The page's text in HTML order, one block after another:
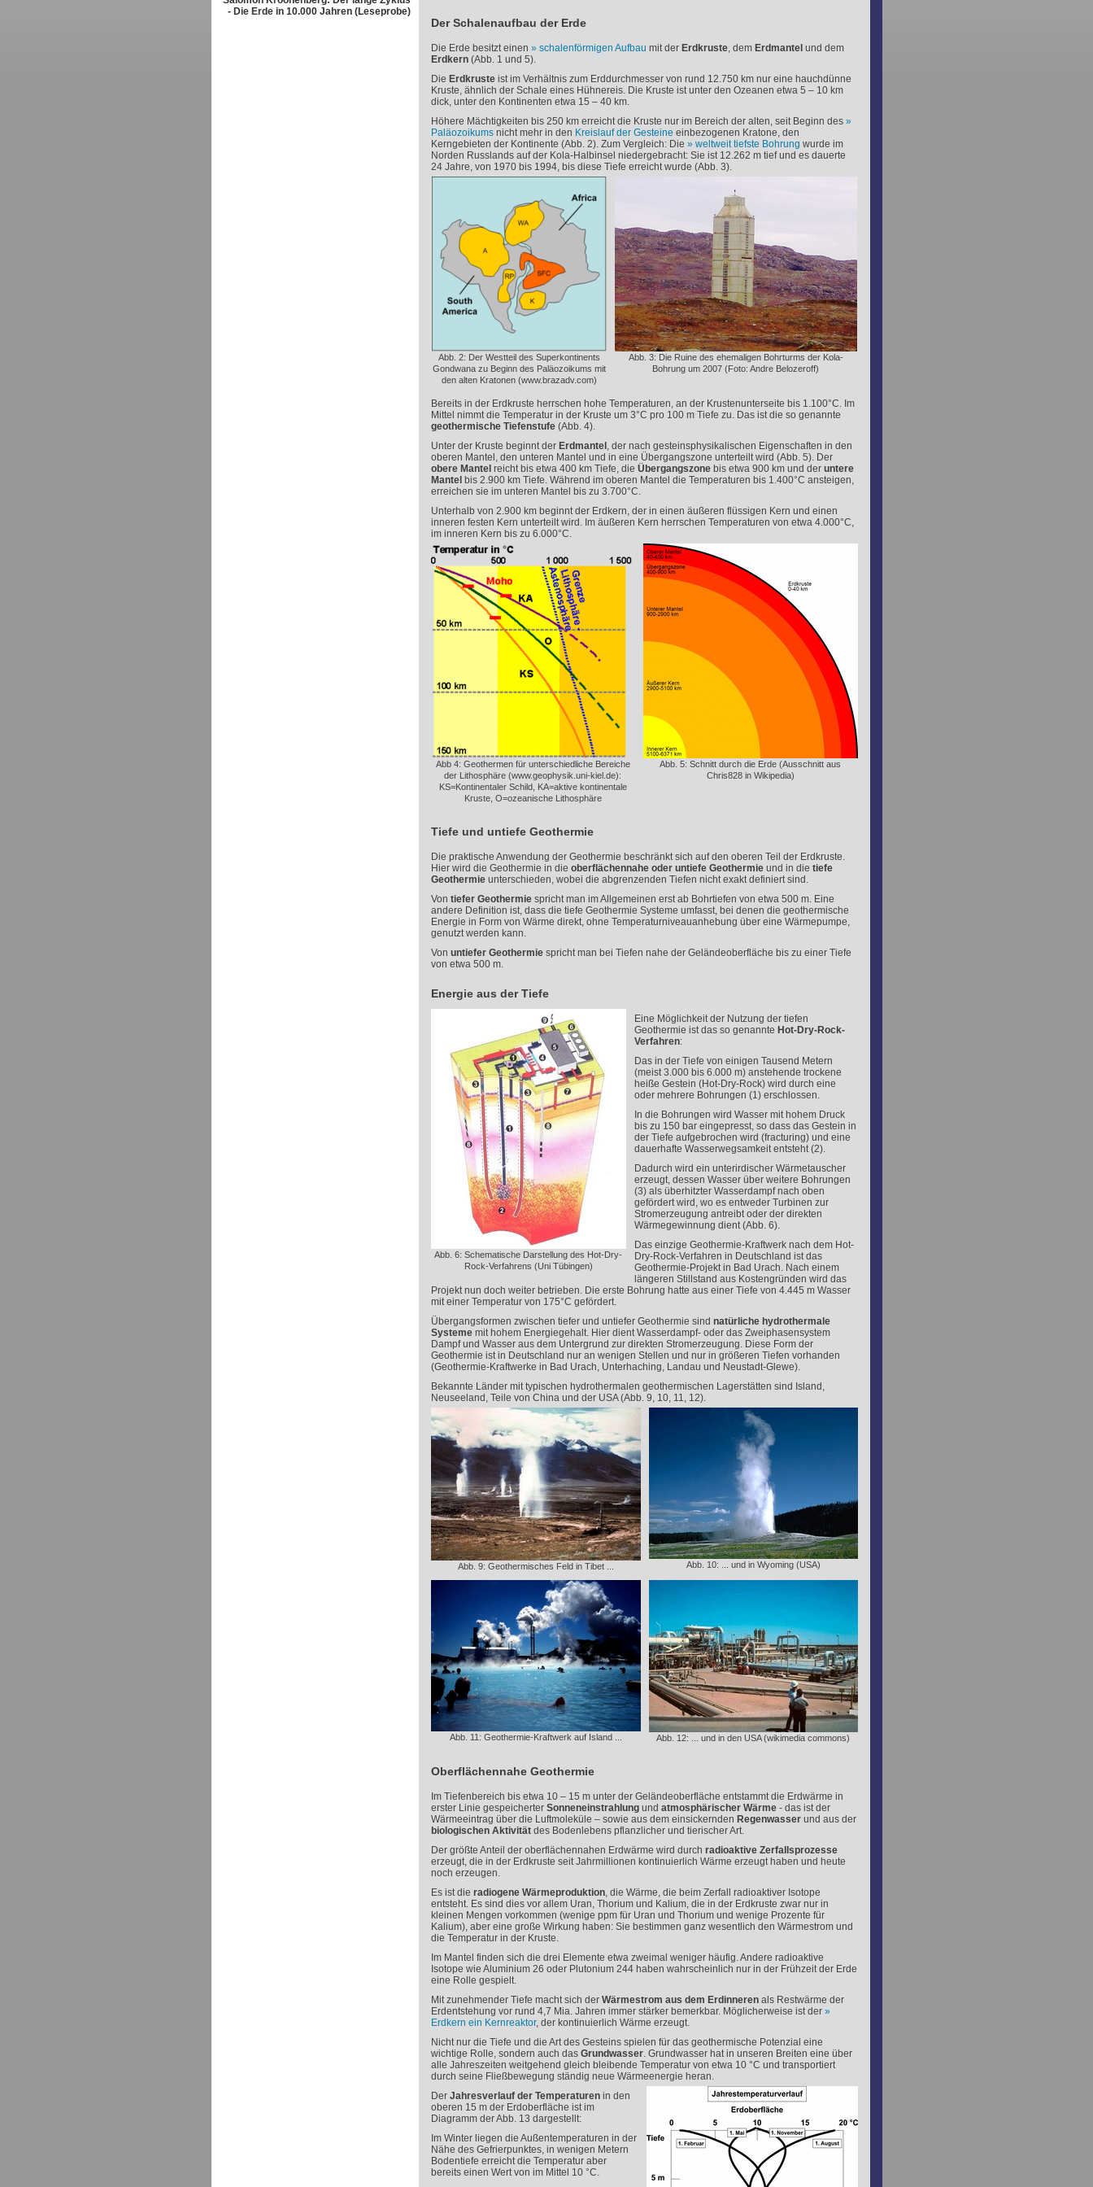
- Die Erde in 10.000 Jahren (Leseprobe)
Der Schalenaufbau der Erde
Die Erde besitzt einen schalenförmigen Aufbau mit derErdkruste, dem Erdmantel und dem
Erdkern (Abb. 1 und 5).
Die Erdkrusteist im Verhältnis zum Erddurchmesser von rund 12.750 km nur eine hauchdünne
Kruste, ähnlich der Schale eines Hühnereis. Die Kruste ist unter den Ozeanen etwa 5 – 10 km
dick, unter den Kontinenten etwa 15 – 40 km.
Höhere Mächtigkeiten bis 250 km erreicht die Kruste nur im Bereich der alten, seit Beginn des
Paläozoikumsnicht mehr in den Kreislauf der Gesteine einbezogenen Kratone, den
Kerngebieten der Kontinente (Abb. 2). Zum Vergleich: Die
weltweit tiefste Bohrung wurde im
Norden Russlands auf der Kola-Halbinsel niedergebracht: Sie ist 12.262 m tief und es dauerte
24 Jahre, von 1970 bis 1994, bis diese Tiefe erreicht wurde (Abb. 3).
Abb. 2: Der Westteil des Superkontinents
Gondwana zu Beginn des Paläozoikums mit
den alten Kratonen (www.brazadv.com)
Abb. 3: Die Ruine des ehemaligen Bohrturms der Kola-
Bohrung um 2007 (Foto: Andre Belozeroff)
Bereits in der Erdkruste herrschen hohe Temperaturen, an der Krustenunterseite bis 1.100°C. Im
Mittel nimmt die Temperatur in der Kruste um 3°C pro 100 m Tiefe zu. Das ist die so genannte
geothermische Tiefenstufe (Abb. 4).
Unter der Kruste beginnt der Erdmantel , der nach gesteinsphysikalischen Eigenschaften in den
oberen Mantel, den unteren Mantel und in eine Übergangszone unterteilt wird (Abb. 5). Der
obere Mantel reicht bis etwa 400 km Tiefe, die Übergangszonebis etwa 900 km und der untere
Mantel bis 2.900 km Tiefe. Während im oberen Mantel die Temperaturen bis 1.400°C ansteigen,
erreichen sie im unteren Mantel bis zu 3.700°C.
Unterhalb von 2.900 km beginnt der Erdkern, der in einen äußeren flüssigen Kern und einen
inneren festen Kern unterteilt wird. Im äußeren Kern herrschen Temperaturen von etwa 4.000°C,
im inneren Kern bis zu 6.000°C.
Abb 4: Geothermen für unterschiedliche Bereiche
der Lithosphäre (www.geophysik.uni-kiel.de):
KS=Kontinentaler Schild, KA=aktive kontinentale
Kruste, O=ozeanische Lithosphäre
Abb. 5: Schnitt durch die Erde (Ausschnitt aus
Chris828 in Wikipedia)
Tiefe und untiefe Geothermie
Die praktische Anwendung der Geothermie beschränkt sich auf den oberen Teil der Erdkruste.
Hier wird die Geothermie in die oberflächennahe oder untiefe Geothermieund in die tiefe
Geothermieunterschieden, wobei die abgrenzenden Tiefen nicht exakt definiert sind.
Von tiefer Geothermiespricht man im Allgemeinen erst ab Bohrtiefen von etwa 500 m. Eine
andere Definition ist, dass die tiefe Geothermie Systeme umfasst, bei denen die geothermische
Energie in Form von Wärme direkt, ohne Temperaturniveauanhebung über eine Wärmepumpe,
genutzt werden kann.
Von untiefer Geothermiespricht man bei Tiefen nahe der Geländeoberfläche bis zu einer Tiefe
von etwa 500 m.
Energie aus der Tiefe
Abb. 6: Schematische Darstellung des Hot-Dry-
Rock-Verfahrens (Uni Tübingen)
Eine Möglichkeit der Nutzung der tiefen
Geothermie ist das so genannte Hot-Dry-Rock-
Verfahren:
Das in der Tiefe von einigen Tausend Metern
(meist 3.000 bis 6.000 m) anstehende trockene
heiße Gestein (Hot-Dry-Rock) wird durch eine
oder mehrere Bohrungen (1) erschlossen.
In die Bohrungen wird Wasser mit hohem Druck
bis zu 150 bar eingepresst, so dass das Gestein in
der Tiefe aufgebrochen wird (fracturing) und eine
dauerhafte Wasserwegsamkeit entsteht (2).
Dadurch wird ein unterirdischer Wärmetauscher
erzeugt, dessen Wasser über weitere Bohrungen
(3) als überhitzter Wasserdampf nach oben
gefördert wird, wo es entweder Turbinen zur
Stromerzeugung antreibt oder der direkten
Wärmegewinnung dient (Abb. 6).
Das einzige Geothermie-Kraftwerk nach dem Hot-
Dry-Rock-Verfahren in Deutschland ist das
Geothermie-Projekt in Bad Urach. Nach einem
längeren Stillstand aus Kostengründen wird das
Projekt nun doch weiter betrieben. Die erste Bohrung hatte aus einer Tiefe von 4.445 m Wasser
mit einer Temperatur von 175°C gefördert.
Übergangsformen zwischen tiefer und untiefer Geothermie sind natürliche hydrothermale
Systememit hohem Energiegehalt. Hier dient Wasserdampf- oder das Zweiphasensystem
Dampf und Wasser aus dem Untergrund zur direkten Stromerzeugung. Diese Form der
Geothermie ist in Deutschland nur an wenigen Stellen und nur in größeren Tiefen vorhanden
(Geothermie-Kraftwerke in Bad Urach, Unterhaching, Landau und Neustadt-Glewe).
Bekannte Länder mit typischen hydrothermalen geothermischen Lagerstätten sind Island,
Neuseeland, Teile von China und der USA (Abb. 9, 10, 11, 12).
Abb. 9: Geothermisches Feld in Tibet ... Abb. 10: ... und in Wyoming (USA)
Abb. 11: Geothermie-Kraftwerk auf Island ... Abb. 12: ... und in den USA (wikimedia commons)
Oberflächennahe Geothermie
Im Tiefenbereich bis etwa 10 – 15 m unter der Geländeoberfläche entstammt die Erdwärme in
erster Linie gespeicherter Sonneneinstrahlungund atmosphärischer Wärme- das ist der
Wärmeeintrag über die Luftmoleküle – sowie aus dem einsickernden Regenwasserund aus der
biologischen Aktivitätdes Bodenlebens pflanzlicher und tierischer Art.
Der größte Anteil der oberflächennahen Erdwärme wird durch radioaktive Zerfallsprozesse
erzeugt, die in der Erdkruste seit Jahrmillionen kontinuierlich Wärme erzeugt haben und heute
noch erzeugen.
Es ist die radiogene Wärmeproduktion, die Wärme, die beim Zerfall radioaktiver Isotope
entsteht. Es sind dies vor allem Uran, Thorium und Kalium, die in der Erdkruste zwar nur in
kleinen Mengen vorkommen (wenige ppm für Uran und Thorium und wenige Prozente für
Kalium), aber eine große Wirkung haben: Sie bestimmen ganz wesentlich den Wärmestrom und
die Temperatur in der Kruste.
Im Mantel finden sich die drei Elemente etwa zweimal weniger häufig. Andere radioaktive
Isotope wie Aluminium 26 oder Plutonium 244 haben wahrscheinlich nur in der Frühzeit der Erde
eine Rolle gespielt.
Mit zunehmender Tiefe macht sich der Wärmestrom aus dem Erdinnerenals Restwärme der
Erdentstehung vor rund 4,7 Mia. Jahren immer stärker bemerkbar. Möglicherweise ist der
Erdkern ein Kernreaktor, der kontinuierlich Wärme erzeugt.
Nicht nur die Tiefe und die Art des Gesteins spielen für das geothermische Potenzial eine
wichtige Rolle, sondern auch das Grundwasser. Grundwasser hat in unseren Breiten eine über
alle Jahreszeiten weitgehend gleich bleibende Temperatur von etwa 10 °C und transportiert
durch seine Fließbewegung ständig neue Wärmeenergie heran.
Der Jahresverlauf der Temperaturenin den
oberen 15 m der Erdoberfläche ist im
Diagramm der Abb. 13 dargestellt:
Im Winter liegen die Außentemperaturen in der
Nähe des Gefrierpunktes, in wenigen Metern
Bodentiefe erreicht die Temperatur aber
bereits einen Wert von im Mittel 10 °C.